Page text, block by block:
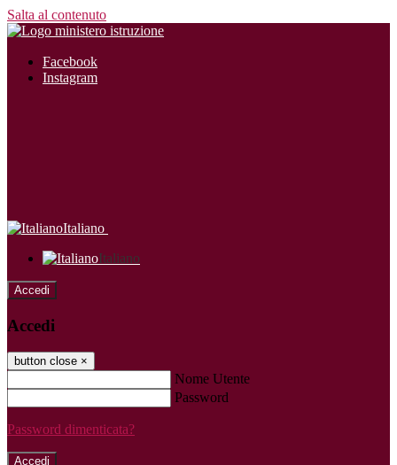
Salta al contenuto
Facebook
Instagram
Italiano
Italiano
Accedi
Accedi
button close ×
Nome Utente
Password
Password dimenticata?